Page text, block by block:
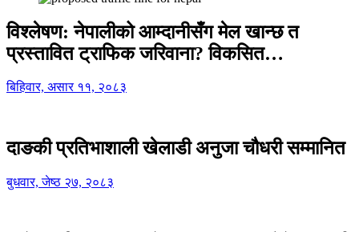
विश्लेषण: नेपालीको आम्दानीसँग मेल खान्छ त
प्रस्तावित ट्राफिक जरिवाना? विकसित…
बिहिवार, असार ११, २०८३
दाङकी प्रतिभाशाली खेलाडी अनुजा चौधरी सम्मानित
बुधवार, जेष्ठ २७, २०८३